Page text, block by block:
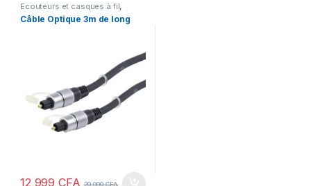
Ecouteurs et casques à fil
Enregistrement Audio & Vidéo
TV & Audio
Câble Optique 3m de long
12 999CFA